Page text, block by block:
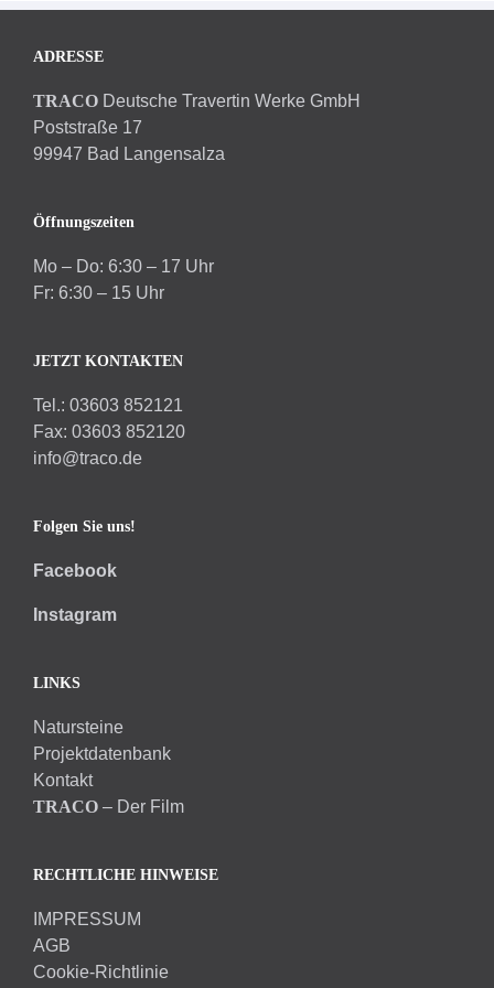
ADRESSE
TRACO Deutsche Travertin Werke GmbH
Poststraße 17
99947 Bad Langensalza
Öffnungszeiten
Mo – Do: 6:30 – 17 Uhr
Fr: 6:30 – 15 Uhr
JETZT KONTAKTEN
Tel.: 03603 852121
Fax: 03603 852120
info@traco.de
Folgen Sie uns!
Facebook
Instagram
LINKS
Natursteine
Projektdatenbank
Kontakt
TRACO – Der Film
RECHTLICHE HINWEISE
IMPRESSUM
AGB
Cookie-Richtlinie